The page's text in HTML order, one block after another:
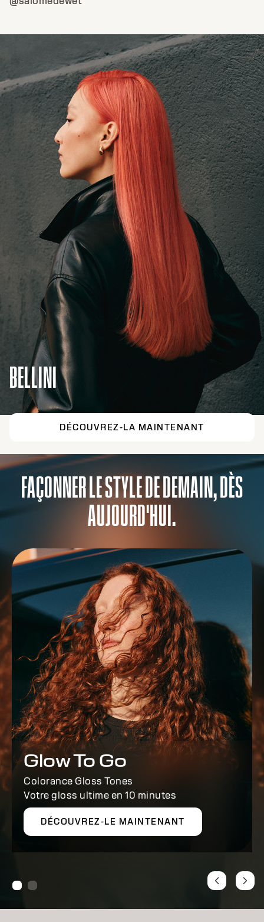
BELLINI
DÉCOUVREZ-LA MAINTENANT
FAÇONNER LE STYLE DE DEMAIN, DÈS
AUJOURD'HUI.
Glow To Go
Colorance Gloss Tones
Votre gloss ultime en 10 minutes
DÉCOUVREZ-LE MAINTENANT